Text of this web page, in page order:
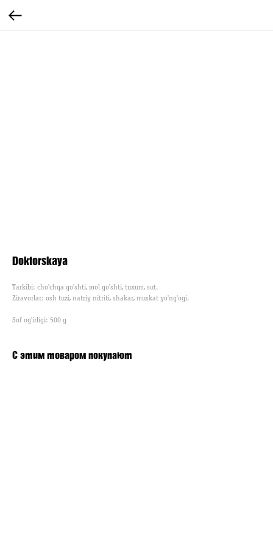
Doktorskaya
Tarkibi: cho'chqa go'shti, mol go'shti, tuxum, sut.
Ziravorlar: osh tuzi, natriy nitriti, shakar, muskat yo'ng'ogi.
Sof og'irligi: 500 g
С этим товаром покупают